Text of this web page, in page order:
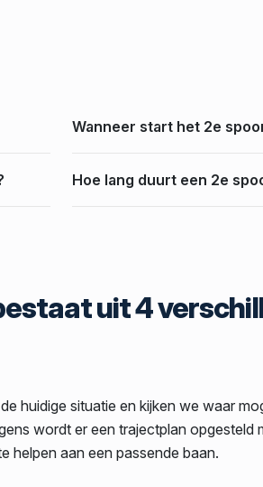
Wanneer start het 2e
Hoe lang duurt een 2e
uit 4
huidige situatie en kijken we waar
wordt er een trajectplan opgesteld
helpen aan een passende baan.